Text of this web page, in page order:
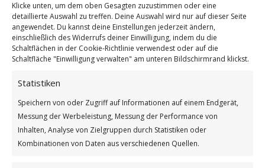
Klicke unten, um dem oben Gesagten zuzustimmen oder eine
detaillierte Auswahl zu treffen. Deine Auswahl wird nur auf dieser Seite
angewendet. Du kannst deine Einstellungen jederzeit ändern,
einschließlich des Widerrufs deiner Einwilligung, indem du die
Schaltflächen in der Cookie-Richtlinie verwendest oder auf die
Schaltfläche "Einwilligung verwalten" am unteren Bildschirmrand klickst.
Statistiken
Speichern von oder Zugriff auf Informationen auf einem Endgerät,
Messung der Werbeleistung, Messung der Performance von
Inhalten, Analyse von Zielgruppen durch Statistiken oder
Kombinationen von Daten aus verschiedenen Quellen.
Höhepunkt des Glücks
Weiterlesen
Wie findest du diesen Beitrag?